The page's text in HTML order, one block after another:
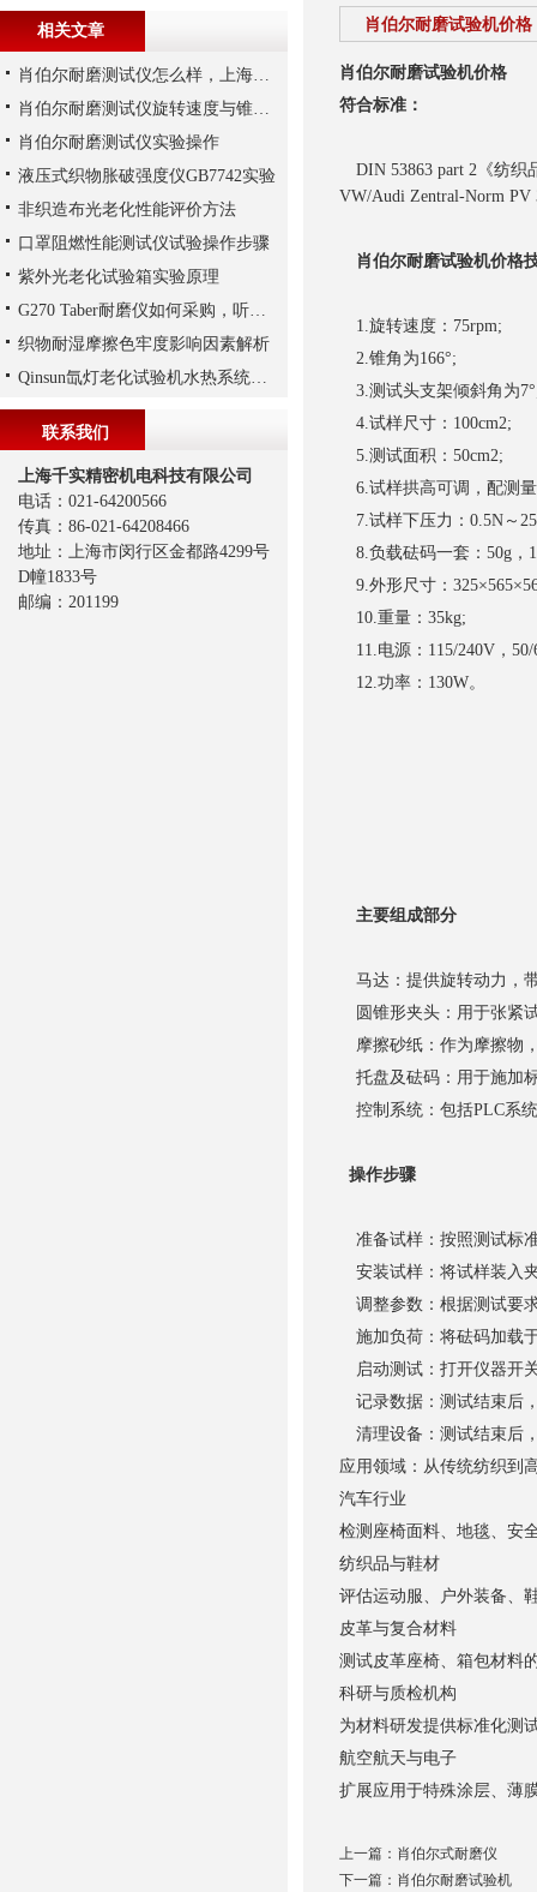
肖伯尔耐磨试验机价格
肖伯尔耐磨试验机价格
符合标准：
DIN 53863 part 2《纺织
VW/Audi Zentral-Norm PV
肖伯尔耐磨试验机价格
1.旋转速度：75rpm;
2.锥角为166°;
3.测试头支架倾斜角为
4.试样尺寸：100cm2;
5.测试面积：50cm2;
6.试样拱高可调，配测
7.试样下压力：0.5N～
8.负载砝码一套：50g，
9.外形尺寸：
10.重量：35kg;
11.电源：115/240V，50/
12.功率：130W。
主要组成部分
马达：提供旋转动力，
圆锥形夹头：用于张紧
摩擦砂纸：作为摩擦物
托盘及砝码：用于施加
控制系统：包括PLC系
操作步骤
准备试样：按照测试标
安装试样：将试样装入
调整参数：根据测试要
施加负荷：将砝码加载
启动测试：打开仪器开
记录数据：测试结束后
清理设备：测试结束后
应用领域：从传统纺织到
汽车行业
检测座椅面料、地毯、安
纺织品与鞋材
评估运动服、户外装备、
皮革与复合材料
测试皮革座椅、箱包材料
科研与质检机构
为材料研发提供标准化测
航空航天与电子
扩展应用于特殊涂层、薄
上一篇： 肖伯尔式耐磨仪
下一篇： 肖伯尔耐磨试验机
相关文章
肖伯尔耐磨测试仪怎么样，上海千实的T106不错
肖伯尔耐磨测试仪旋转速度与锥角要求
肖伯尔耐磨测试仪实验操作
液压式织物胀破强度仪GB7742实验
非织造布光老化性能评价方法
口罩阻燃性能测试仪试验操作步骤
紫外光老化试验箱实验原理
G270 Taber耐磨仪如何采购，听上海千实说一说
织物耐湿摩擦色牢度影响因素解析
Qinsun氙灯老化试验机水热系统循环
联系我们
上海千实精密机电科技有限公司
电话：021-64200566
传真：86-021-64208466
地址：上海市闵行区金都路4299号
D幢1833号
邮编：201199